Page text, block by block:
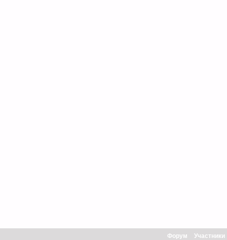
Форум Участники